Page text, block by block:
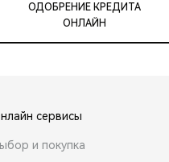
ОДОБРЕНИЕ КРЕДИТА
ОНЛАЙН
сервисы
и покупка